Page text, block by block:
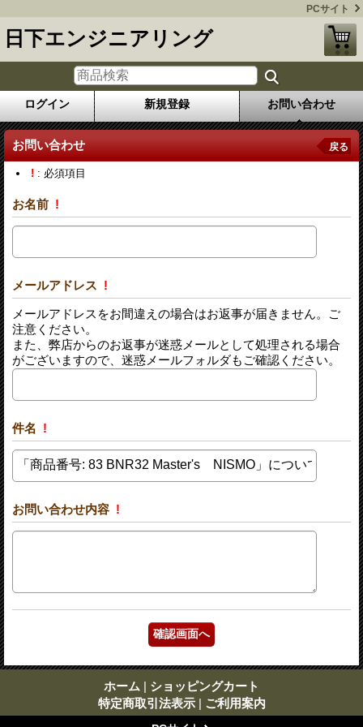
PCサイト
日下エンジニアリング
ログイン 新規登録 お問い合わせ
お問い合わせ 戻る
! : 必須項目
お名前 !
メールアドレス !
メールアドレスをお間違えの場合はお返事が届きません。ご
注意ください。
また、弊店からのお返事が迷惑メールとして処理される場合
がございますので、迷惑メールフォルダもご確認ください。
件名 !
お問い合わせ内容 !
ホーム | ショッピングカート
特定商取引法表示 | ご利用案内